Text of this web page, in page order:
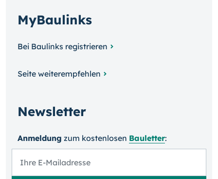
MyBaulinks
Bei Baulinks registrieren
Seite weiterempfehlen
Newsletter
Anmeldung zum kosten­losen Bauletter: